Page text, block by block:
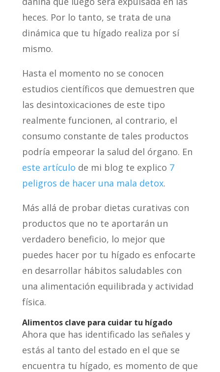
heces. Por lo tanto, se trata de una
dinámica que tu hígado realiza por sí
mismo.
Hasta el momento no se conocen
estudios científicos que demuestren que
las desintoxicaciones de este tipo
realmente funcionen, al contrario, el
consumo constante de tales productos
podría empeorar la salud del órgano. En
este artículo de mi blog te explico 7
peligros de hacer una mala detox.
Más allá de probar dietas curativas con
productos que no te aportarán un
verdadero beneficio, lo mejor que
puedes hacer por tu hígado es enfocarte
en desarrollar hábitos saludables con
una alimentación equilibrada y actividad
física.
Alimentos clave para cuidar tu hígado
Ahora que has identificado las señales y
estás al tanto del estado en el que se
encuentra tu hígado, es momento de que